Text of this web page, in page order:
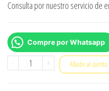
Consulta por nuestro servicio de
Compre por Whatsapp
-
Duff
+ Añadir al carrito